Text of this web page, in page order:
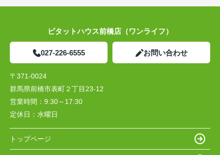
ピタットハウス前橋店（ワンライフ）
027-226-6555 お問い合わせ
〒371-0024
群馬県前橋市表町２丁目23-12
営業時間： 9:30～17:30
定休日： 水曜日
トップページ